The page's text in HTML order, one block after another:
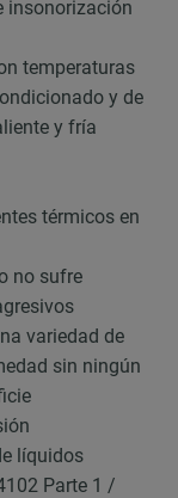
insonorización
temperaturas
y de
y fría
térmicos en
no sufre
variedad de
sin ningún
líquidos
Parte 1 /